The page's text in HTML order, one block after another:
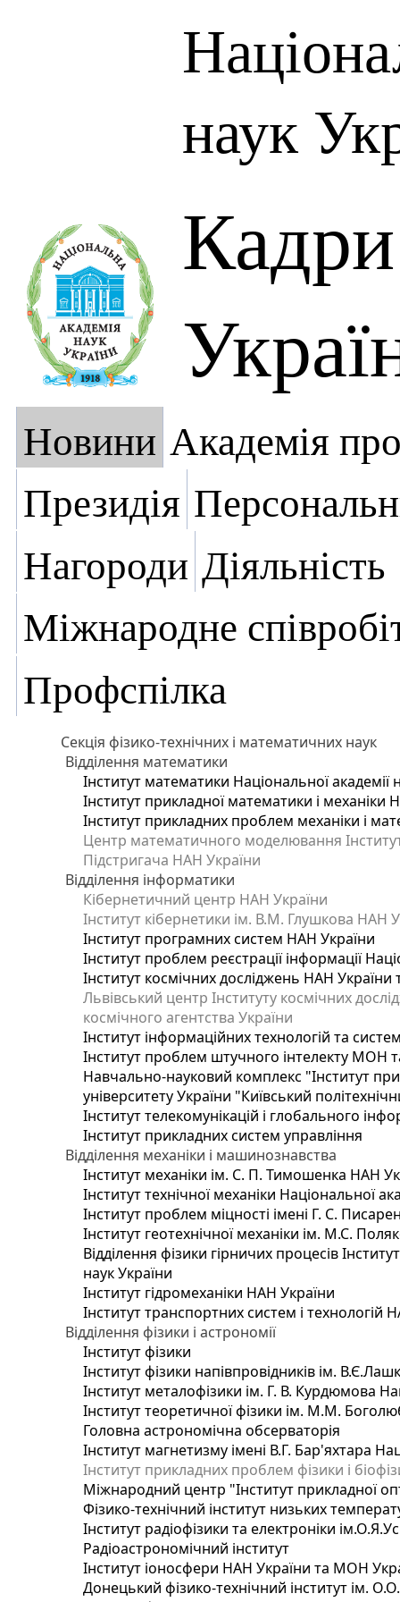
наук
Новини Академія
Президія
Нагороди Діяльність
Міжнародне
Профспілка
Секція фізико-технічних і математичних наук
Відділення математики
Інститут математики Національної академії
Інститут прикладної математики і механіки
Інститут прикладних проблем механіки і
Центр математичного моделювання
Підстригача НАН України
Відділення інформатики
Кібернетичний центр НАН України
Інститут кібернетики ім. В.М. Глушкова НАН
Інститут програмних систем НАН України
Інститут проблем реєстрації інформації
Інститут космічних досліджень НАН України
Львівський центр Інституту космічних
космічного агентства України
Інститут інформаційних технологій та
Інститут проблем штучного інтелекту МОН
Навчально-науковий комплекс "Інститут
університету України "Київський
Інститут телекомунікацій і глобального
Інститут прикладних систем управління
Відділення механіки і машинознавства
Інститут механіки ім. С. П. Тимошенка НАН
Інститут технічної механіки Національної
Інститут проблем міцності імені Г. С.
Інститут геотехнічної механіки ім. М.С.
Відділення фізики гірничих процесів
наук України
Інститут гідромеханіки НАН України
Інститут транспортних систем і технологій
Відділення фізики і астрономії
Інститут фізики
Інститут фізики напівпровідників ім.
Інститут металофізики ім. Г. В. Курдюмова
Інститут теоретичної фізики ім. М.М.
Головна астрономічна обсерваторія
Інститут магнетизму імені В.Г. Бар'яхтара
Інститут прикладних проблем фізики і
Міжнародний центр "Інститут прикладної
Фізико-технічний інститут низьких
Інститут радіофізики та електроніки
Радіоастрономічний інститут
Інститут іоносфери НАН України та МОН
Донецький фізико-технічний інститут ім.